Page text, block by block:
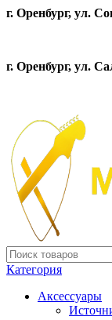
г. Оренбург, ул.
г. Оренбург, ул.
Категория
Аксессуары